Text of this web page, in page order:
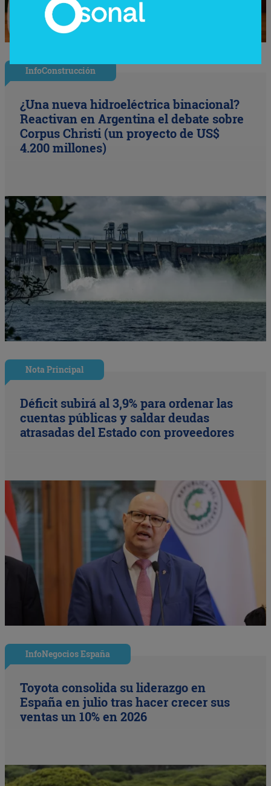
InfoConstrucción
¿Una nueva hidroeléctrica binacional?
Reactivan en Argentina el debate sobre
Corpus Christi (un proyecto de US$
4.200 millones)
Nota Principal
Déficit subirá al 3,9% para ordenar las
cuentas públicas y saldar deudas
atrasadas del Estado con proveedores
InfoNegocios España
Toyota consolida su liderazgo en
España en julio tras hacer crecer sus
ventas un 10% en 2026